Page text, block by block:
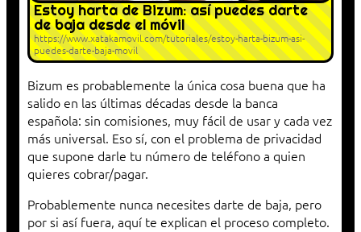
Estoy harta de Bizum: así puedes darte
de baja desde el móvil
https://www.xatakamovil.com/tutoriales/estoy-harta-bizum-asi-
puedes-darte-baja-movil
Bizum es probablemente la única cosa buena que ha
salido en las últimas décadas desde la banca
española: sin comisiones, muy fácil de usar y cada vez
más universal. Eso sí, con el problema de privacidad
que supone darle tu número de teléfono a quien
quieres cobrar/pagar.
Probablemente nunca necesites darte de baja, pero
por si así fuera, aquí te explican el proceso completo.